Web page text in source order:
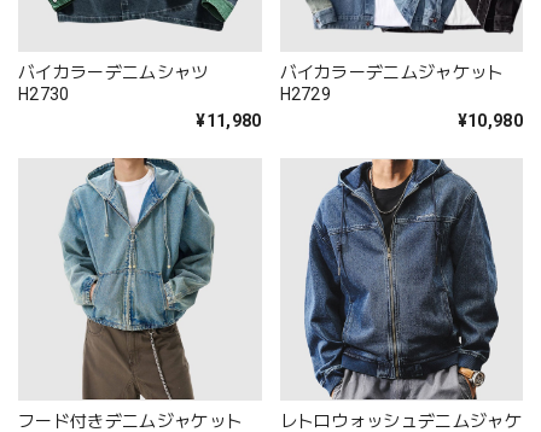
バイカラーデニムシャツ
H2730
¥11,980
バイカラーデニムジャケット
H2729
¥10,980
フード付きデニムジャケット
レトロウォッシュデニムジャケ